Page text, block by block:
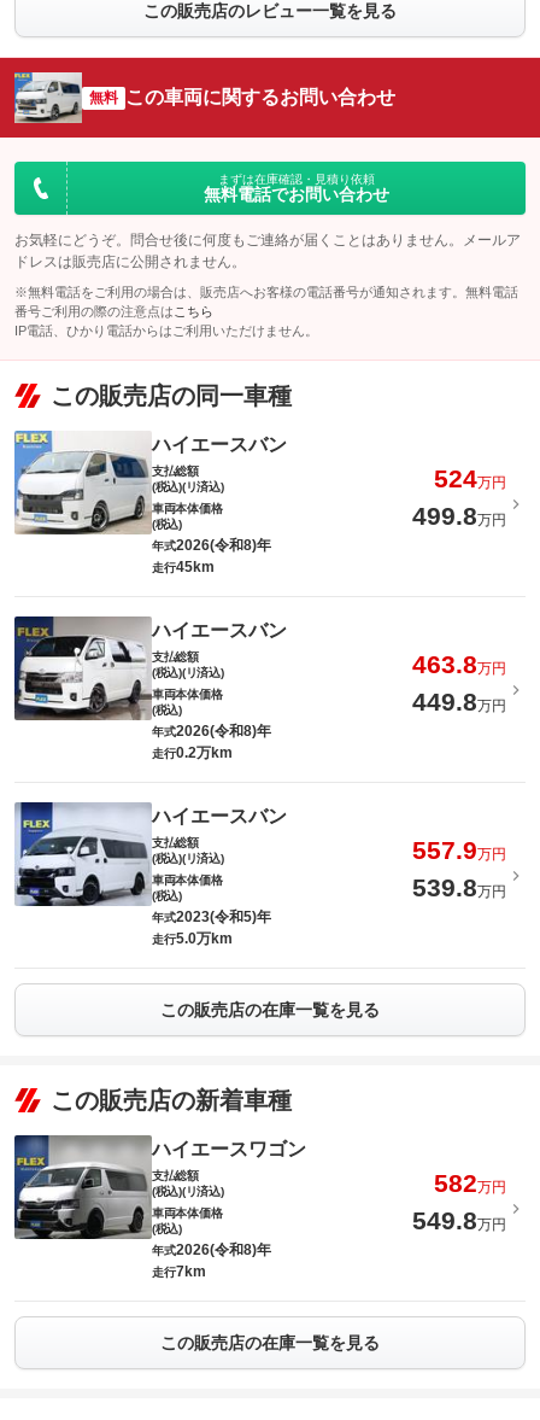
この販売店のレビュー一覧を見る
無料 この車両に関するお問い合わせ
まずは在庫確認・見積り依頼
無料電話でお問い合わせ
お気軽にどうぞ。問合せ後に何度もご連絡が届くことはありません。メールア
ドレスは販売店に公開されません。
※無料電話をご利用の場合は、販売店へお客様の電話番号が通知されます。無料電話
番号ご利用の際の注意点は こちら
IP電話、ひかり電話からはご利用いただけません。
この販売店の同一車種
ハイエースバン
支払総額
(税込)(リ済込)
524万円
車両本体価格
(税込)
499.8万円
年式2026(令和8)年
走行45km
ハイエースバン
支払総額
(税込)(リ済込)
463.8万円
車両本体価格
(税込)
449.8万円
年式2026(令和8)年
走行0.2万km
ハイエースバン
支払総額
(税込)(リ済込)
557.9万円
車両本体価格
(税込)
539.8万円
年式2023(令和5)年
走行5.0万km
この販売店の在庫一覧を見る
この販売店の新着車種
ハイエースワゴン
支払総額
(税込)(リ済込)
582万円
車両本体価格
(税込)
549.8万円
年式2026(令和8)年
走行7km
この販売店の在庫一覧を見る